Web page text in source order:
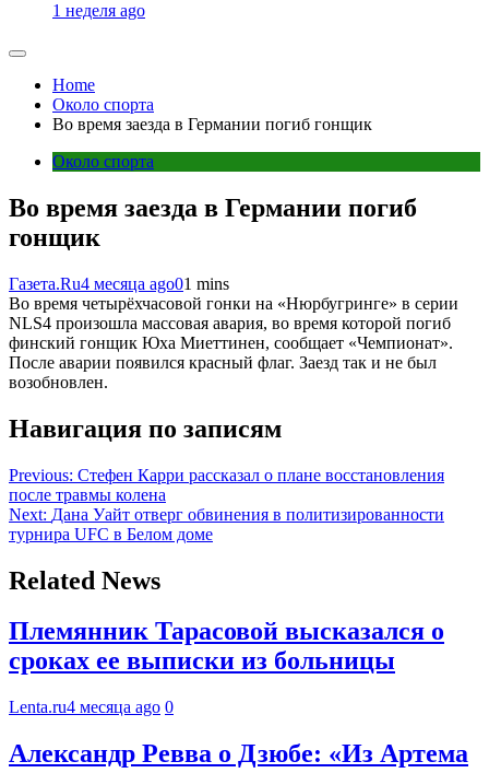
1 неделя ago
Home
Около спорта
Во время заезда в Германии погиб гонщик
Около спорта
Во время заезда в Германии погиб
гонщик
Газета.Ru4 месяца ago01 mins
Во время четырёхчасовой гонки на «Нюрбугринге» в серии
NLS4 произошла массовая авария, во время которой погиб
финский гонщик Юха Миеттинен, сообщает «Чемпионат».
После аварии появился красный флаг. Заезд так и не был
возобновлен.
Навигация по записям
Previous: Стефен Карри рассказал о плане восстановления
после травмы колена
Next: Дана Уайт отверг обвинения в политизированности
турнира UFC в Белом доме
Related News
Племянник Тарасовой высказался о
сроках ее выписки из больницы
Lenta.ru4 месяца ago 0
Александр Ревва о Дзюбе: «Из Артема